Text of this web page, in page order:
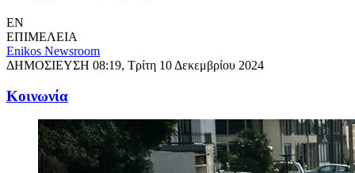
EN
ΕΠΙΜΕΛΕΙΑ
Enikos Newsroom
ΔΗΜΟΣΙΕΥΣΗ 08:19, Τρίτη 10 Δεκεμβρίου 2024
Κοινωνία